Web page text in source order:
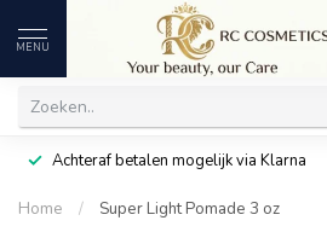
MENU
Achteraf betalen mogelijk via Klarna
Home / Super Light Pomade 3 oz